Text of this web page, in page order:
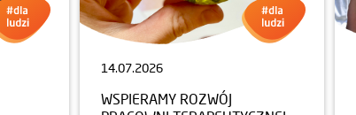
14.07.2026
WSPIERAMY ROZWÓJ